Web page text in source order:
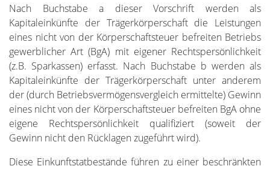
Nach Buchstabe a dieser Vorschrift werden als
Kapitaleinkünfte der Trägerkörperschaft die Leistungen
eines nicht von der Körperschaftsteuer befreiten Betriebs
gewerblicher Art (BgA) mit eigener Rechtspersönlichkeit
(z.B. Sparkassen) erfasst. Nach Buchstabe b werden als
Kapitaleinkünfte der Trägerkörperschaft unter anderem
der (durch Betriebsvermögensvergleich ermittelte) Gewinn
eines nicht von der Körperschaftsteuer befreiten BgA ohne
eigene Rechtspersönlichkeit qualifiziert (soweit der
Gewinn nicht den Rücklagen zugeführt wird).
Diese Einkunftstatbestände führen zu einer beschränkten